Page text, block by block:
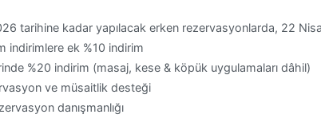
tarihine kadar yapılacak erken rezervasyonlarda, 22
indirimlere ek %10 indirim
%20 indirim (masaj, kese & köpük uygulamaları dâhil)
ve müsaitlik desteği
danışmanlığı